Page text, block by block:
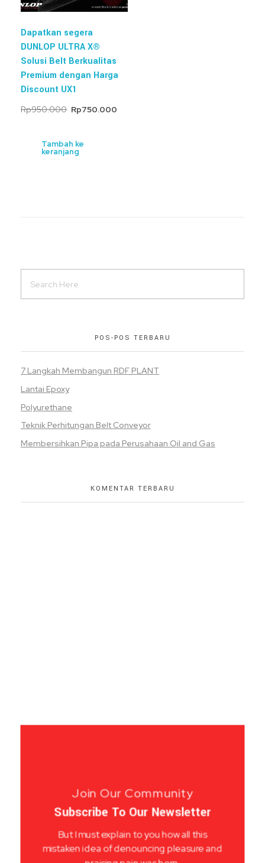
Dapatkan segera
DUNLOP ULTRA X®
Solusi Belt Berkualitas
Premium dengan Harga
Discount UX1
Rp950.000 Rp750.000
Tambah ke
keranjang
POS-POS TERBARU
7 Langkah Membangun RDF PLANT
Lantai Epoxy
Polyurethane
Teknik Perhitungan Belt Conveyor
Membersihkan Pipa pada Perusahaan Oil and Gas
KOMENTAR TERBARU
Join Our Community
Subscribe To Our Newsletter
But I must explain to you how all this
mistaken idea of denouncing pleasure and